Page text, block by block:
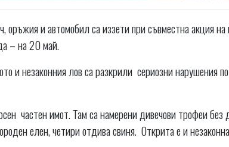
оръжия и автомобил са иззети при съвместна акция на
– на 20 май.
и незаконния лов са разкрили сериозни нарушения
частен имот. Там са намерени дивечови трофеи без
елен, четири отдива свиня. Открита е и